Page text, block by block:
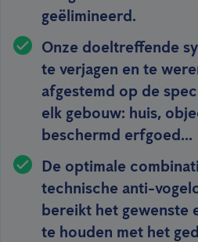
geëlimineerd.
Onze doeltreffende
te verjagen en te
afgestemd op de
elk gebouw: huis,
beschermd erfgoed...
De optimale
technische anti-
bereikt het gewenste
te houden met het